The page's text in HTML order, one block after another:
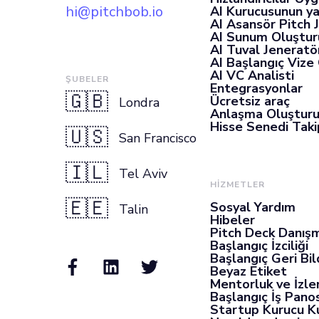
hi@pitchbob.io
ŞUBELER
🇬🇧 Londra
🇺🇸 San Francisco
🇮🇱 Tel Aviv
🇪🇪 Talin
AI Kurucusunun
AI Asansör Pitch
AI Sunum
AI Tuval
AI Başlangıç
AI VC Analisti
Entegrasyonlar
Ücretsiz araç
Anlaşma
Hisse Senedi
HİZMETLER
Sosyal Yardım
Hibeler
Pitch Deck
Başlangıç İzciliği
Başlangıç Geri
Beyaz Etiket
Mentorluk ve
Başlangıç İş
Startup Kurucu